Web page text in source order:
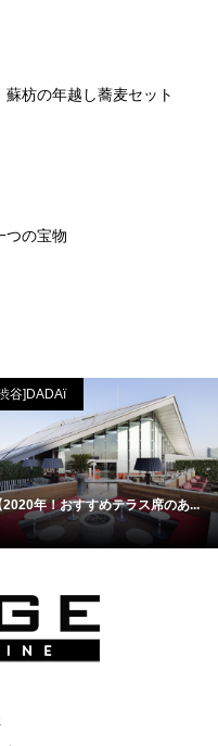
蘇枋の年越し蕎麦セット
つの宝物
谷]DADAï
2020年！おすすめテラス席のあ...